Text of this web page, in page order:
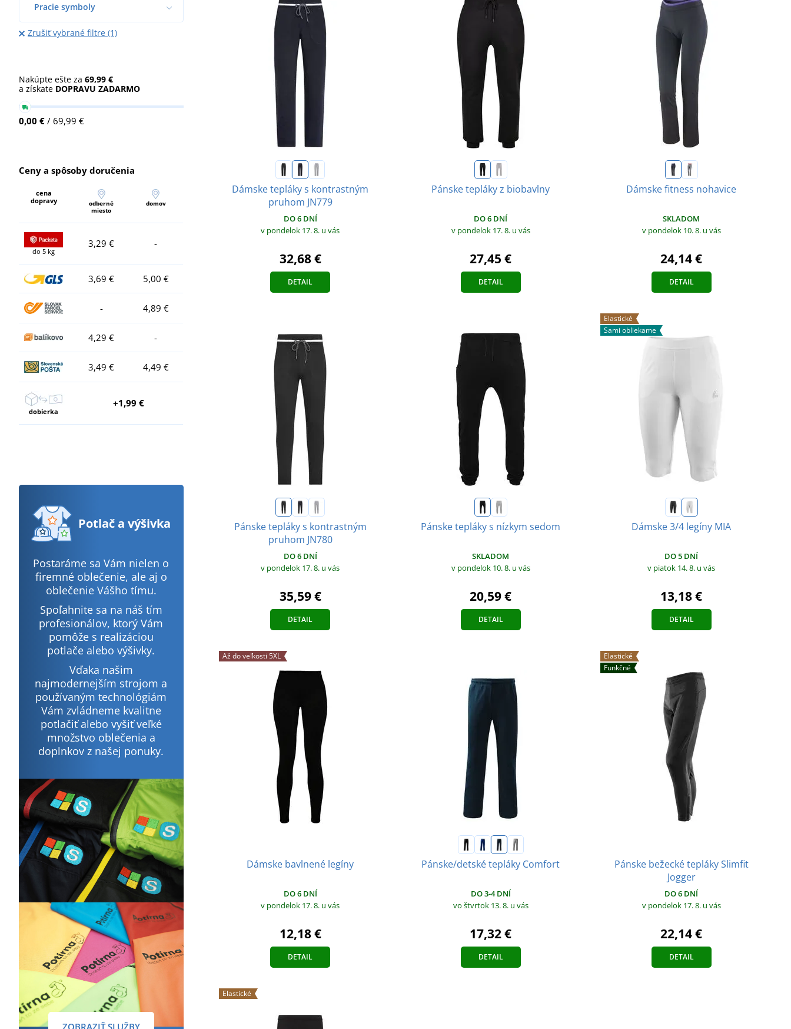
Pracie symboly
Zrušiť vybrané filtre (1)
Nakúpte ešte za 69,99 €
a získate DOPRAVU ZADARMO
0,00 € / 69,99 €
Ceny a spôsoby doručenia
cena
dopravy
odberné
miesto
domov
do 5 kg
3,29 € -
3,69 € 5,00 €
- 4,89 €
4,29 € -
3,49 € 4,49 €
dobierka
+1,99 €
Potlača výšivka
Postaráme sa Vám nielen o
firemné oblečenie, ale aj o
oblečenie Vášho tímu.
Spoľahnite sa na náš tím
profesionálov, ktorý Vám
pomôže s realizáciou
potlače alebo výšivky.
Vďaka našim
najmodernejším strojom a
používaným technológiám
Vám zvládneme kvalitne
potlačiť alebo vyšiť veľké
množstvo oblečenia a
doplnkov z našej ponuky.
ZOBRAZIŤ SLUŽBY
Dámske tepláky s kontrastným
pruhom JN779
DO 6 DNÍ
v pondelok 17. 8. u vás
32,68 €
DETAIL
Pánske tepláky z biobavlny
DO 6 DNÍ
v pondelok 17. 8. u vás
27,45 €
DETAIL
Dámske fitness nohavice
SKLADOM
v pondelok 10. 8. u vás
24,14 €
DETAIL
Pánske tepláky s kontrastným
pruhom JN780
DO 6 DNÍ
v pondelok 17. 8. u vás
35,59 €
DETAIL
Pánske tepláky s nízkym sedom
SKLADOM
v pondelok 10. 8. u vás
20,59 €
DETAIL
Elastické
Sami obliekame
Dámske 3/4 legíny MIA
DO 5 DNÍ
v piatok 14. 8. u vás
13,18 €
DETAIL
Až do veľkosti 5XL
Dámske bavlnené legíny
DO 6 DNÍ
v pondelok 17. 8. u vás
12,18 €
DETAIL
Pánske/detské tepláky Comfort
DO 3-4 DNÍ
vo štvrtok 13. 8. u vás
17,32 €
DETAIL
Elastické
Funkčné
Pánske bežecké tepláky Slimfit
Jogger
DO 6 DNÍ
v pondelok 17. 8. u vás
22,14 €
DETAIL
Elastické